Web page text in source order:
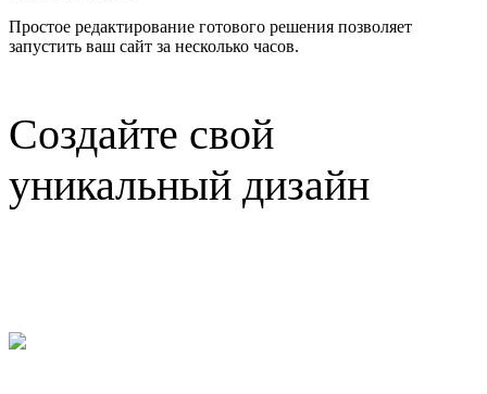
Простое редактирование готового решения позволяет
запустить ваш сайт за несколько часов.
Создайте свой
уникальный дизайн